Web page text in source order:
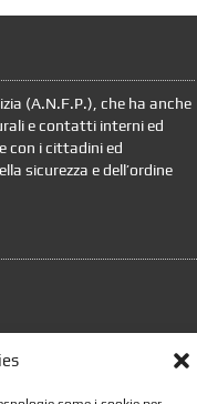
(A.N.F.P.), che ha anche
e contatti interni ed
con i cittadini ed
sicurezza e dell’ordine